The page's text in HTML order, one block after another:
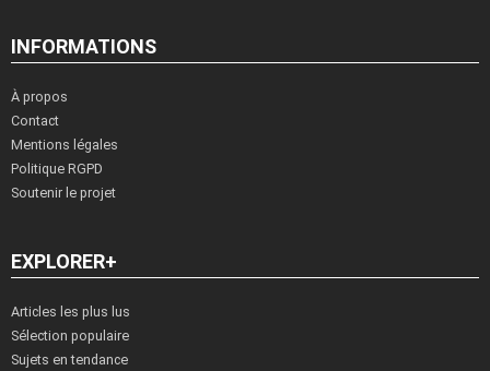
INFORMATIONS
À propos
Contact
Mentions légales
Politique RGPD
Soutenir le projet
EXPLORER+
Articles les plus lus
Sélection populaire
Sujets en tendance